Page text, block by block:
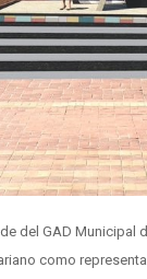
del GAD
como